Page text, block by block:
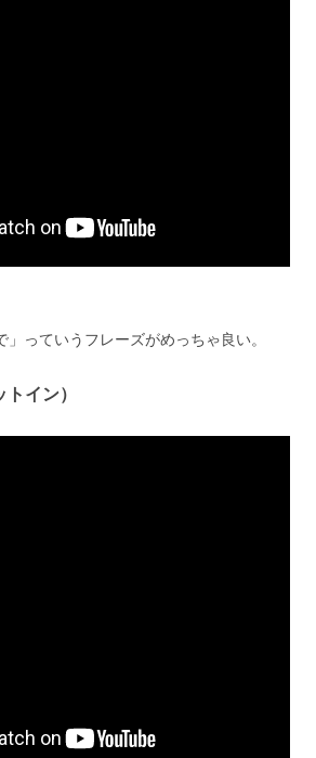
」っていうフレーズがめっちゃ良い。
イン）